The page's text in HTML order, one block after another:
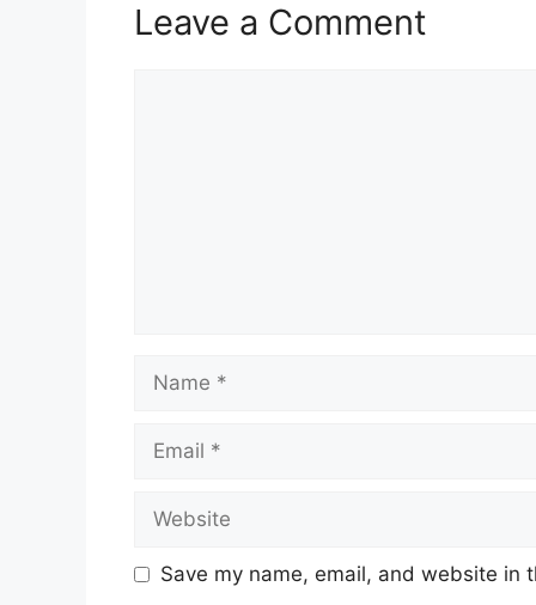
Leave a Comment
Name
Email
Website
Save my name, email, and website in